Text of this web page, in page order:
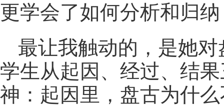
更学会了如何分析和归
最让我触动的，是她
学生从起因、经过、结
神：起因里，盘古为什